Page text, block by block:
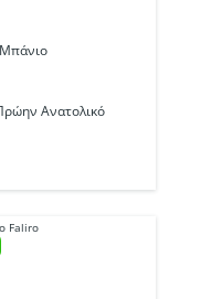
Μπάνιο
Ανατολικό